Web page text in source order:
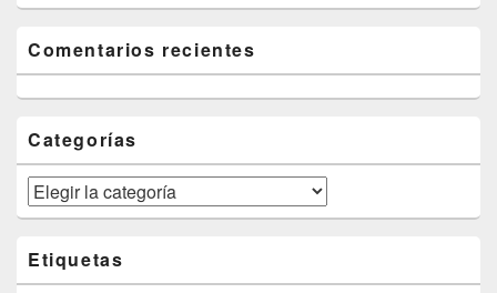
Comentarios recientes
Categorías
Categorías
Etiquetas